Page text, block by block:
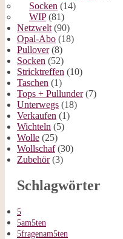
Socken (14)
WIP(81)
Netzwelt (90)
Opal-Abo (18)
Pullover(8)
Socken (52)
Stricktreffen (10)
Taschen (1)
Tops + Pullunder(7)
Unterwegs (18)
Verkaufen (1)
Wichteln (5)
Wolle (25)
Wollschaf(30)
Zubehör(3)
Schlagwörter
5
5am5ten
5fragenam5ten